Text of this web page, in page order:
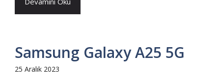
Samsung Galaxy A25 5G
25 Aralık 2023